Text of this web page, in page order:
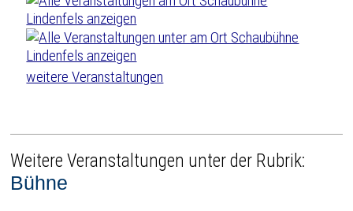
weitere Veranstaltungen
Weitere Veranstaltungen unter der Rubrik:
Bühne